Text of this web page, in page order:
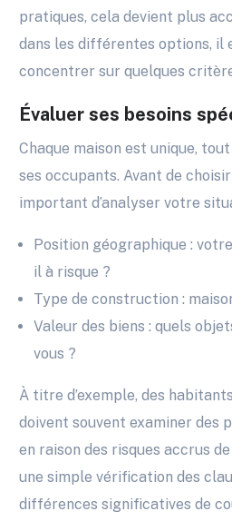
pratiques, cela devient plus
dans les différentes options, il
concentrer sur quelques
Évaluer ses besoins
Chaque maison est unique,
ses occupants. Avant de
important d’analyser votre
Position géographique :
il à risque ?
Type de construction :
Valeur des biens : quels
vous ?
À titre d’exemple, des
doivent souvent examiner des
en raison des risques accrus
une simple vérification des
différences significatives de